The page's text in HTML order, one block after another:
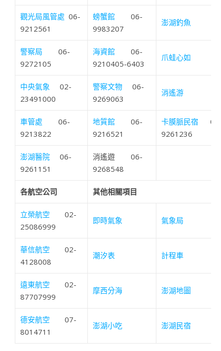
觀光局風管處 06-
9212561
螃蟹館 06-
9983207
澎湖釣魚
警察局 06-
9272105
海資館 06-
9210405-6403
爪蛙心如
中央氣象 02-
23491000
警察文物 06-
9269063
消遙游
車管處 06-
9213822
地質館 06-
9216521
卡膜脈民宿
9261236
澎湖醫院 06-
9261151
消遙遊 06-
9268548
各航空公司 其他相關項目
立榮航空 02-
25086999
即時氣象 氣象局
華信航空 02-
4128008
潮汐表 計程車
遠東航空 02-
87707999
摩西分海 澎湖地圖
德安航空 07-
8014711
澎湖小吃 澎湖民宿